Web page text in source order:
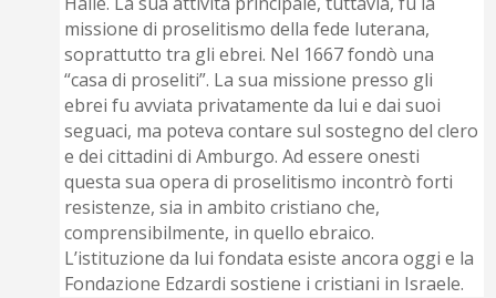
missione di proselitismo della fede luterana,
soprattutto tra gli ebrei. Nel 1667 fondò una
“casa di proseliti”. La sua missione presso gli
ebrei fu avviata privatamente da lui e dai suoi
seguaci, ma poteva contare sul sostegno del clero
e dei cittadini di Amburgo. Ad essere onesti
questa sua opera di proselitismo incontrò forti
resistenze, sia in ambito cristiano che,
comprensibilmente, in quello ebraico.
L’istituzione da lui fondata esiste ancora oggi e la
Fondazione Edzardi sostiene i cristiani in Israele.